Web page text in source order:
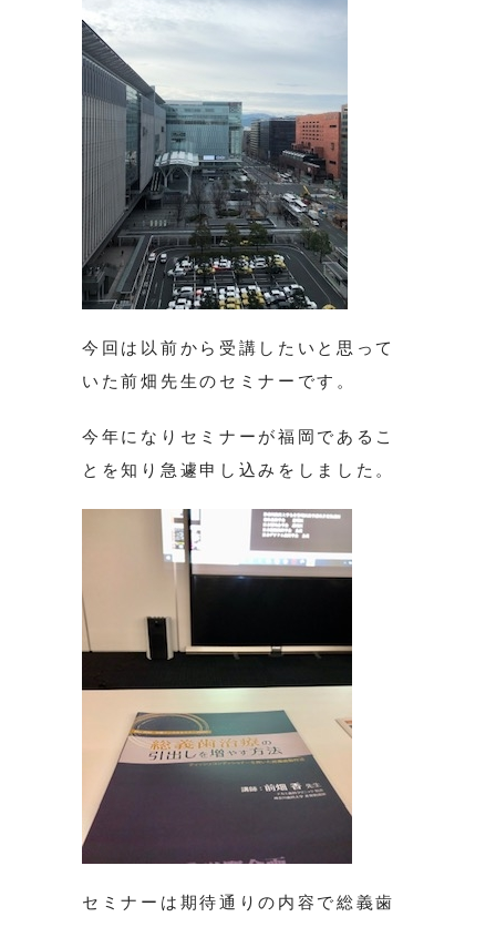
今回は以前から受講したいと思って
いた前畑先生のセミナーです。
今年になりセミナーが福岡であるこ
とを知り急遽申し込みをしました。
セミナーは期待通りの内容で総義歯